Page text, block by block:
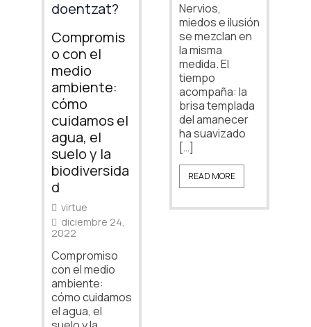
Compromis
o con el
medio
ambiente:
cómo
cuidamos el
agua, el
suelo y la
biodiversida
d
virtue
diciembre 24,
2022
Compromiso
con el medio
ambiente:
cómo cuidamos
el agua, el
Nervios,
miedos e ilusión
se mezclan en
la misma
medida. El
tiempo
acompaña: la
brisa templada
del amanecer
ha suavizado
[…]
READ MORE